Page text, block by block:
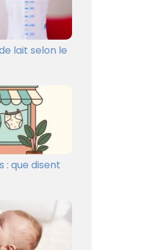
lait selon le
: que disent